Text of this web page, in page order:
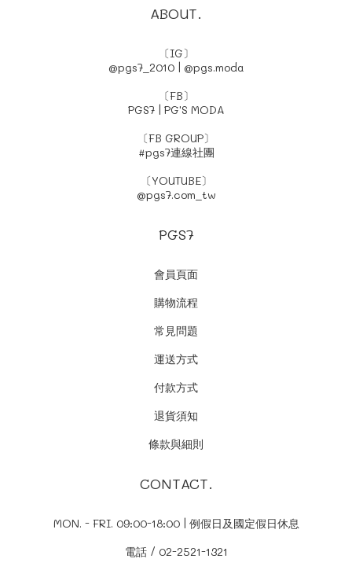
ABOUT.
〔IG〕
@pgs7_2010| @pgs.moda
〔FB〕
PGS7| PG'S MODA
〔FB GROUP〕
#pgs7連線社團
〔YOUTUBE〕
@pgs7.com_tw
PGS7
會員頁面
購物流程
常見問題
運送方式
付款方式
退貨須知
條款與細則
CONTACT.
MON. - FRI. 09:00-18:00 | 例假日及國定假日休息
電話 / 02-2521-1321